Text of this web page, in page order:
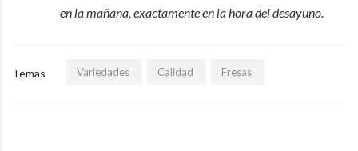
en la mañana, exactamente en la hora del desayuno.
Temas Variedades Calidad Fresas